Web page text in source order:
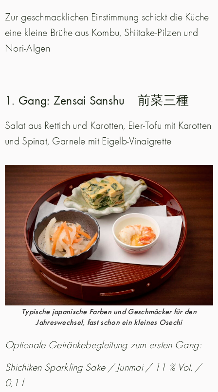
Zur geschmacklichen Einstimmung schickt die Küche
eine kleine Brühe aus Kombu, Shiitake-Pilzen und
Nori-Algen
1. Gang: Zensai Sanshu 前菜三種
Salat aus Rettich und Karotten, Eier-Tofu mit Karotten
und Spinat, Garnele mit Eigelb-Vinaigrette
Typische japanische Farben und Geschmäcker für den
Jahreswechsel, fast schon ein kleines Osechi
Optionale Getränkebegleitung zum ersten Gang:
Shichiken Sparkling Sake / Junmai / 11 % Vol. /
0,1 l